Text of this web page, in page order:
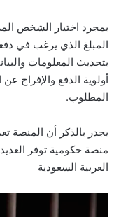
بمجرد اختيار الشخص
المبلغ الذي يرغب في
بتحديث المعلومات
أولوية الدفع والإفراج
المطلوب.
يجدر بالذكر أن المنصة
منصة حكومية توفر
العربية السعودية